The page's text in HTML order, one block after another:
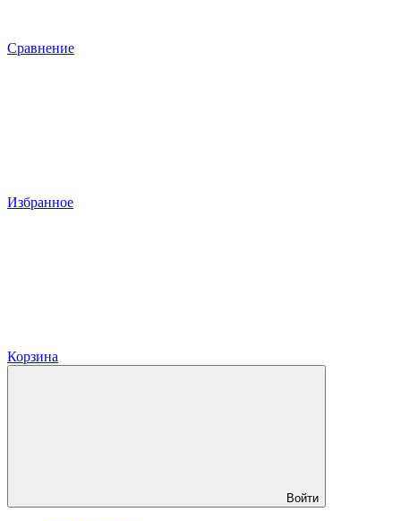
Сравнение
Избранное
Корзина
Войти